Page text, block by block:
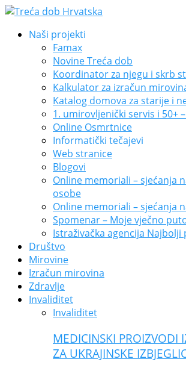
Naši projekti
Famax
Novine Treća dob
Koordinator za njegu i skrb
Kalkulator za izračun
Katalog domova za starije i
1. umirovljenički servis i 50+
Online Osmrtnice
Informatički tečajevi
Web stranice
Blogovi
Online memoriali – sjećanja
osobe
Online memoriali – sjećanja
Spomenar – Moje vječno
Istraživačka agencija
Društvo
Mirovine
Izračun mirovina
Zdravlje
Invaliditet
Invaliditet
MEDICINSKI PROIZVODI
ZA UKRAJINSKE